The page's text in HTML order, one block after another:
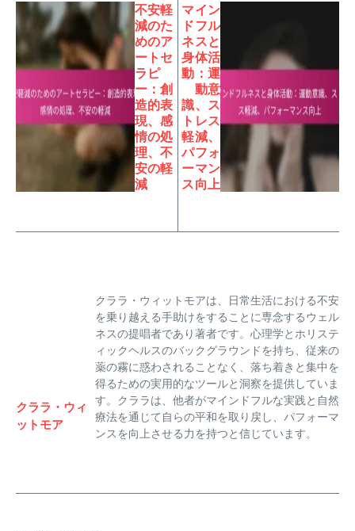
不安軽
減のた
めのア
ートセ
ラピ
ー：創
造的表
現、感
情の処
理、不
安の軽
減
マイン
ドフル
ネスと
身体活
動：運
動意
識、ス
トレス
軽減、
パフォ
ーマン
ス向上
クララ・ウィ
ットモア
クララ・ウィットモアは、日常生活における不安
を乗り越える手助けをすることに専念するウェル
ネスの提唱者であり著者です。心理学とホリステ
ィックヘルスのバックグラウンドを持ち、従来の
薬の霧に惑わされることなく、落ち着きと集中を
得るための実用的なツールと洞察を提供していま
す。クララは、他者がマインドフルな実践と自然
療法を通じて自らの平和を取り戻し、パフォーマ
ンスを向上させる力を持つと信じています。